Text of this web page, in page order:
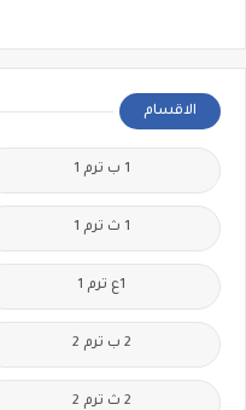
الاقسام
1 ب ترم 1
1 ث ترم 1
1ع ترم 1
2 ب ترم 2
2 ث ترم 2